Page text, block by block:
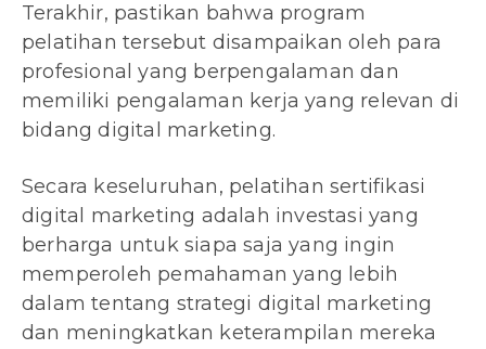
Terakhir, pastikan bahwa program
pelatihan tersebut disampaikan oleh para
profesional yang berpengalaman dan
memiliki pengalaman kerja yang relevan di
bidang digital marketing.
Secara keseluruhan, pelatihan sertifikasi
digital marketing adalah investasi yang
berharga untuk siapa saja yang ingin
memperoleh pemahaman yang lebih
dalam tentang strategi digital marketing
dan meningkatkan keterampilan mereka